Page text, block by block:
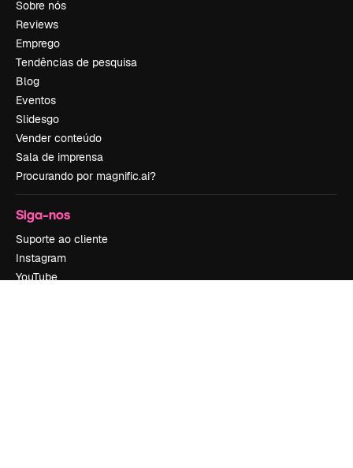
Sobre nós
Reviews
Emprego
Tendências de pesquisa
Blog
Eventos
Slidesgo
Vender conteúdo
Sala de imprensa
Procurando por magnific.ai?
Siga-nos
Suporte ao cliente
Instagram
YouTube